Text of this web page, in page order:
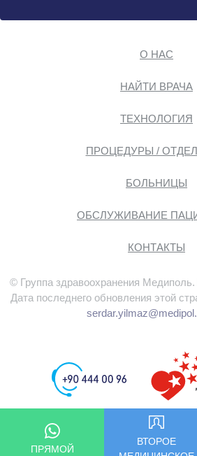
О НАС
НАЙТИ ВРАЧА
ТЕХНОЛОГИЯ
ПРОЦЕДУРЫ /
БОЛЬНИЦЫ
ОБСЛУЖИВАНИЕ
КОНТАКТЫ
© Группа здравоохранения
Дата последнего обновления этой
ПРЯМОЙ
ВТОРОЕ